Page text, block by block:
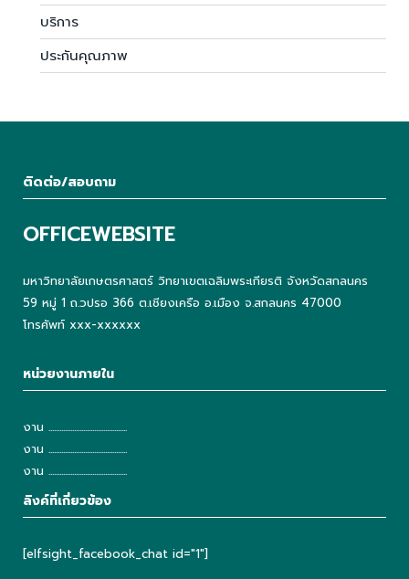
บริการ
ประกันคุณภาพ
ติดต่อ/สอบถาม
OFFICEWEBSITE
มหาวิทยาลัยเกษตรศาสตร์ วิทยาเขตเฉลิมพระเกียรติ จังหวัดสกลนคร
59 หมู่ 1 ถ.วปรอ 366 ต.เชียงเครือ อ.เมือง จ.สกลนคร 47000
โทรศัพท์ xxx-xxxxxx
หน่วยงานภายใน
งาน ...........................................
งาน ...........................................
งาน ...........................................
ลิงค์ที่เกี่ยวข้อง
[elfsight_facebook_chat id="1"]